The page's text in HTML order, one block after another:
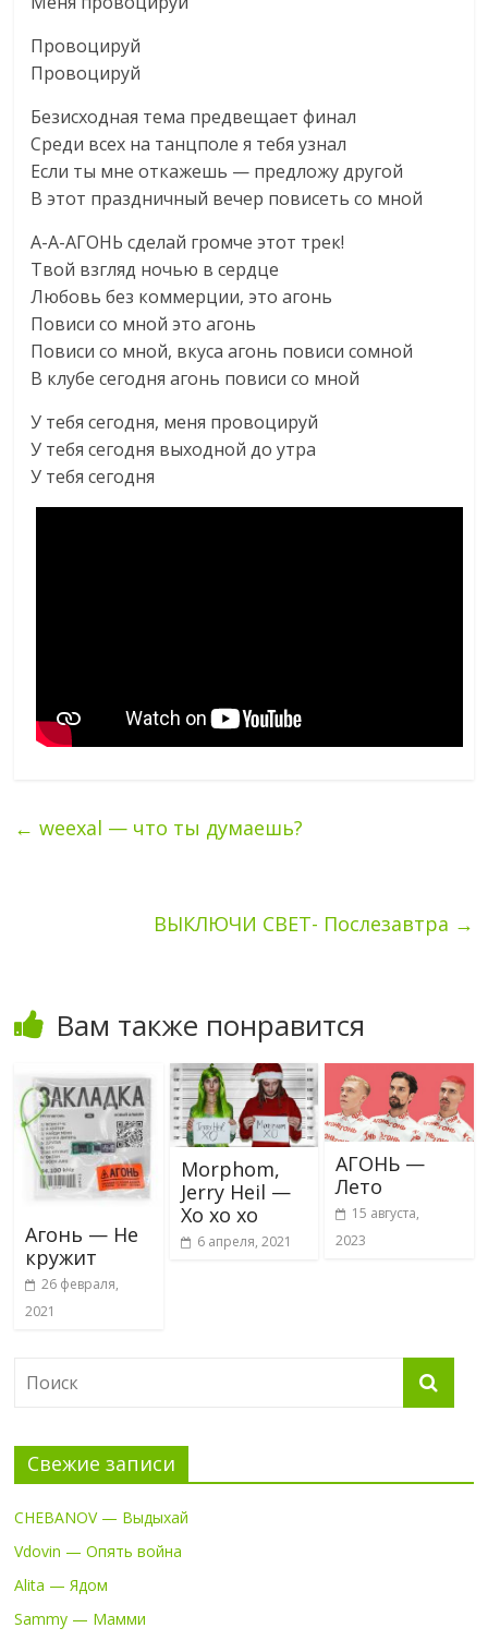
Провоцируй
Провоцируй
Безисходная тема предвещает финал
Среди всех на танцполе я тебя узнал
Если ты мне откажешь — предложу другой
В этот праздничный вечер повисеть со мной
А-А-АГОНЬ сделай громче этот трек!
Твой взгляд ночью в сердце
Любовь без коммерции, это агонь
Повиси со мной это агонь
Повиси со мной, вкуса агонь повиси сомной
В клубе сегодня агонь повиси со мной
У тебя сегодня, меня провоцируй
У тебя сегодня выходной до утра
У тебя сегодня
← weexal — что ты думаешь?
ВЫКЛЮЧИ СВЕТ- Послезавтра →
Вам также понравится
Агонь — Не
кружит
26 февраля,
2021
Morphom,
Jerry Heil —
Хо хо хо
6 апреля, 2021
АГОНЬ —
Лето
15 августа,
2023
Свежие записи
CHEBANOV — Выдыхай
Vdovin — Опять война
Alita — Ядом
Sammy — Мамми